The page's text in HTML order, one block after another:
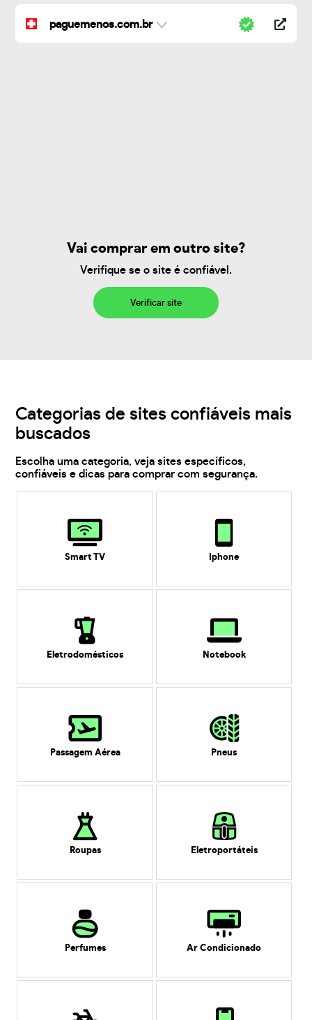
paguemenos.com.br
Vai comprar em outro site?
Verifique se o site é confiável.
Verificar site
Categorias de sites confiáveis mais
buscados
Escolha uma categoria, veja sites específicos,
confiáveis e dicas para comprar com segurança.
Smart TV Iphone
Eletrodomésticos Notebook
Passagem Aérea Pneus
Roupas Eletroportáteis
Perfumes Ar Condicionado